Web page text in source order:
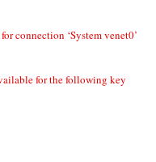
connection ‘System venet0’
for the following key